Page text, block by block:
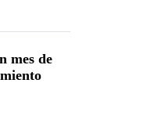
mes de